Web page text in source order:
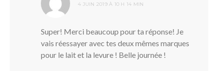
4 JUIN 2019 À 10 H 14 MIN
Super! Merci beaucoup pour ta réponse! Je
vais réessayer avec tes deux mêmes marques
pour le lait et la levure ! Belle journée !